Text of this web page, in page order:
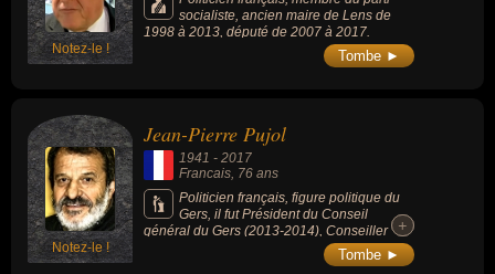
Notez-le !
socialiste, ancien maire de Lens de
1998 à 2013, député de 2007 à 2017.
Tombe ►
Notez-le !
Jean-Pierre Pujol
1941 - 2017
Francais, 76 ans
Politicien français, figure politique du
Gers, il fut Président du Conseil
général du Gers (2013-2014), Conseiller
général du Gers pendant + de 20 ans (1994-
2015), Maire de Nogaro (1989-2008) et
+
+
Tombe ►